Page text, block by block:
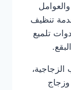
تنظيف
تلميع
وزجاج